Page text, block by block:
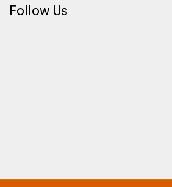
Follow Us